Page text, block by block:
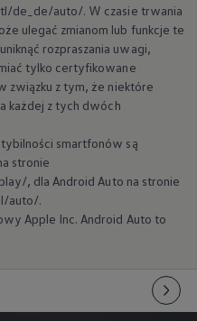
de_de/auto/. W czasie trwania
ulegać zmianom lub funkcje te
rozpraszania uwagi,
tylko certyfikowane
związku z tym, że niektóre
każdej z tych dwóch
smartfonów są
stronie
, dla Android Auto na stronie
auto/.
Apple Inc. Android Auto to